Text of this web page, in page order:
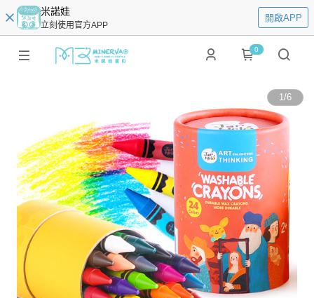
米諾娃
立刻使用官方APP
開啟APP
0
1/6